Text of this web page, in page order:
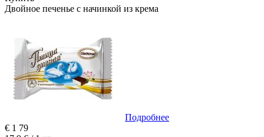
Двойное печенье с начинкой из крема
Подробнее
€ 1 79